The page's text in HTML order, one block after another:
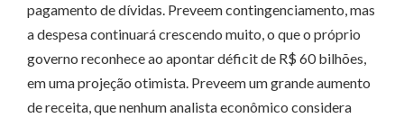
pagamento de dívidas. Preveem contingenciamento, mas
a despesa continuará crescendo muito, o que o próprio
governo reconhece ao apontar déficit de R$ 60 bilhões,
em uma projeção otimista. Preveem um grande aumento
de receita, que nenhum analista econômico considera